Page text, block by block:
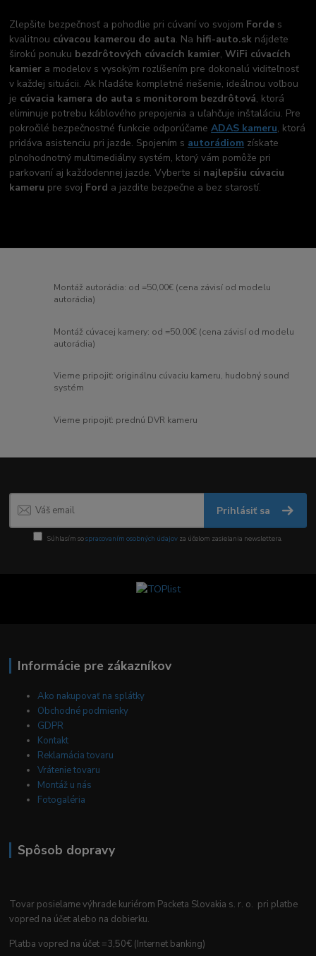
Zlepšite bezpečnosť a pohodlie pri cúvaní vo svojom Forde s
kvalitnou cúvacou kamerou do auta. Na hifi-auto.sk nájdete
širokú ponuku bezdrôtových cúvacích kamier,WiFi cúvacích
kamier a modelov s vysokým rozlíšením pre dokonalú viditeľnosť
v každej situácii. Ak hľadáte kompletné riešenie, ideálnou voľbou
je cúvacia kamera do auta s monitorom bezdrôtová, ktorá
eliminuje potrebu káblového prepojenia a uľahčuje inštaláciu. Pre
pokročilé bezpečnostné funkcie odporúčameADAS kameru, ktorá
pridáva asistenciu pri jazde. Spojením s autorádiom získate
plnohodnotný multimediálny systém, ktorý vám pomôže pri
parkovaní aj každodennej jazde. Vyberte si najlepšiu cúvaciu
kameru pre svoj Ford a jazdite bezpečne a bez starostí.
Montáž autorádia: od =50,00€ (cena závisí od modelu
autorádia)
Montáž cúvacej kamery: od =50,00€ (cena závisí od modelu
autorádia)
Vieme pripojiť: originálnu cúvaciu kameru, hudobný sound
systém
Vieme pripojiť: prednú DVR kameru
Prihlásiť sa
Súhlasím sospracovaním osobných údajov za účelom zasielania newslettera.
Informácie pre zákazníkov
Ako nakupovať na splátky
Obchodné podmienky
GDPR
Kontakt
Reklamácia tovaru
Vrátenie tovaru
Montáž u nás
Fotogaléria
Spôsob dopravy
Tovar posielame výhrade kuriérom Packeta Slovakia s. r. o. pri platbe
vopred na účet alebo na dobierku.
Platba vopred na účet =3,50€ (Internet banking)